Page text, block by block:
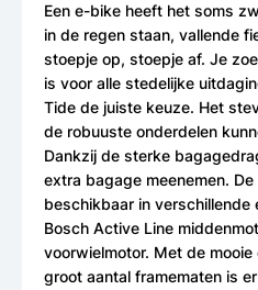
Een e-bike heeft het soms
in de regen staan, vallende
stoepje op, stoepje af. Je
is voor alle stedelijke
Tide de juiste keuze. Het
de robuuste onderdelen
Dankzij de sterke
extra bagage meenemen. De
beschikbaar in verschillende
Bosch Active Line
voorwielmotor. Met de
groot aantal framematen is